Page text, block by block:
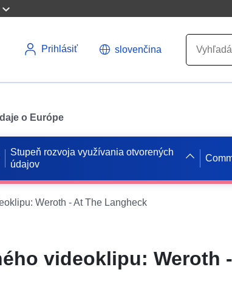
Prihlásiť slovenčina
o Európe
Stupeň rozvoja využívania otvorených
údajov
Weroth - At The Langheck
videoklipu: Weroth